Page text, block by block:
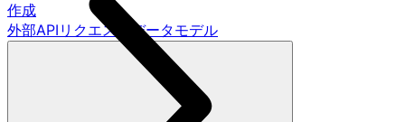
作成
外部APIリクエストデータモデル